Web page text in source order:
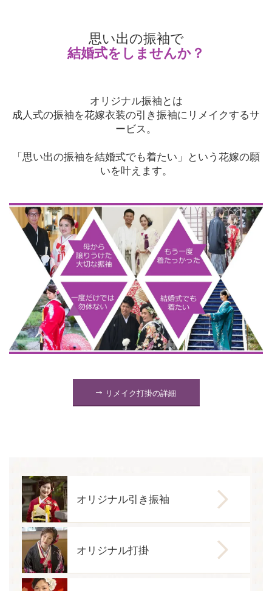
思い出の振袖で
結婚式をしませんか？
オリジナル振袖とは
成人式の振袖を花嫁衣装の引き振袖にリメイクするサ
ービス。
「思い出の振袖を結婚式でも着たい」という花嫁の願
いを叶えます。
リメイク打掛の詳細
オリジナル引き振袖
オリジナル打掛